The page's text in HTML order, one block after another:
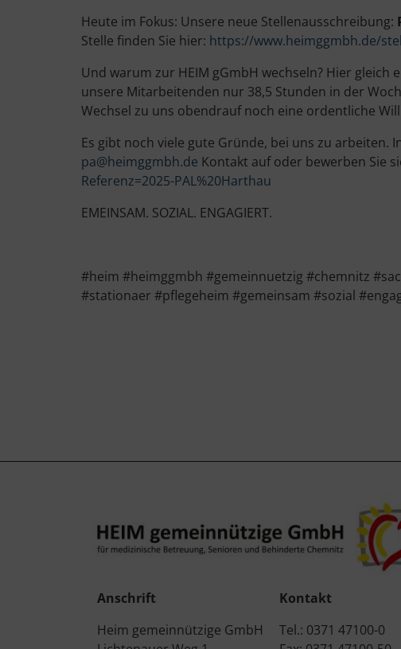
Heute im Fokus: Unsere neue Stellenausschreibung:
Stelle finden Sie hier: https://www.heimggmbh.de/
Und warum zur HEIM gGmbH wechseln? Hier
unsere Mitarbeitenden nur 38,5 Stunden in der
Wechsel zu uns obendrauf noch eine ordentliche
Es gibt noch viele gute Gründe, bei uns zu
pa@heimggmbh.de Kontakt auf oder bewerben Sie
Referenz=2025-PAL%20Harthau
EMEINSAM. SOZIAL. ENGAGIERT.
#heim #heimggmbh #gemeinnuetzig #chemnitz
#stationaer #pflegeheim #gemeinsam #sozial
Anschrift
Heim gemeinnützige GmbH
Kontakt
Tel.: 0371 47100-0